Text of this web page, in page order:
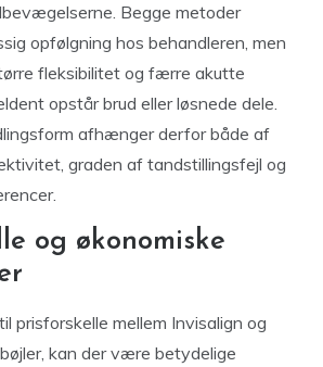
Begge metoder
opfølgning hos behandleren, men
fleksibilitet og færre akutte
opstår brud eller løsnede dele.
afhænger derfor både af
graden af tandstillingsfejl og
og økonomiske
prisforskelle mellem Invisalign og
kan der være betydelige